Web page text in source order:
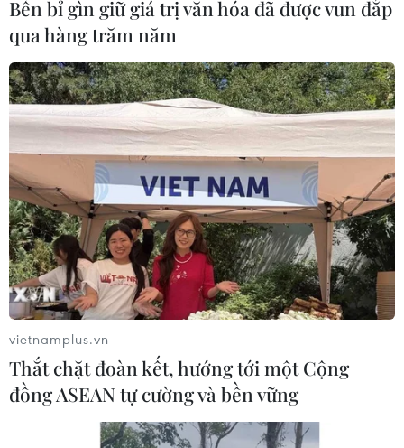
Mực nước sông Mekong thấp kỷ lục trong
năm thứ 3 liên tiếp
13/01/2022 14:43
Theo báo cáo, năm 2020 là năm khô hạn nhất của lưu
vực hạ lưu sông Mekong khi lượng mưa dưới mức bình
thường hàng tháng trừ tháng 10.
Bền bỉ gìn giữ giá trị văn hóa đã được vun đắp
qua hàng trăm năm
vietnamplus.vn
Thắt chặt đoàn kết, hướng tới một Cộng
đồng ASEAN tự cường và bền vững